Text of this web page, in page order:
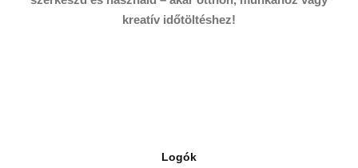
kreatív időtöltéshez!
Logók